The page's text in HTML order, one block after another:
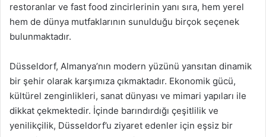
restoranlar ve fast food zincirlerinin yanı sıra, hem yerel
hem de dünya mutfaklarının sunulduğu birçok seçenek
bulunmaktadır.
Düsseldorf, Almanya’nın modern yüzünü yansıtan dinamik
bir şehir olarak karşımıza çıkmaktadır. Ekonomik gücü,
kültürel zenginlikleri, sanat dünyası ve mimari yapıları ile
dikkat çekmektedir. İçinde barındırdığı çeşitlilik ve
yenilikçilik, Düsseldorf’u ziyaret edenler için eşsiz bir